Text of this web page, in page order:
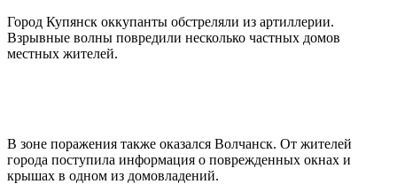
Город Купянск оккупанты обстреляли из артиллерии.
Взрывные волны повредили несколько частных домов
местных жителей.
В зоне поражения также оказался Волчанск. От жителей
города поступила информация о поврежденных окнах и
крышах в одном из домовладений.